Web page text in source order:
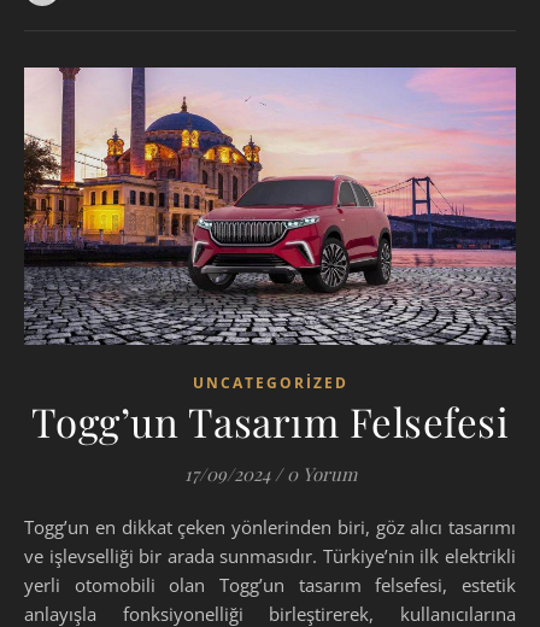
UNCATEGORIZED
Togg’un Tasarım Felsefesi
17/09/2024 / 0 Yorum
Togg’un en dikkat çeken yönlerinden biri, göz alıcı tasarımı
ve işlevselliği bir arada sunmasıdır. Türkiye’nin ilk elektrikli
yerli otomobili olan Togg’un tasarım felsefesi, estetik
anlayışla fonksiyonelliği birleştirerek, kullanıcılarına